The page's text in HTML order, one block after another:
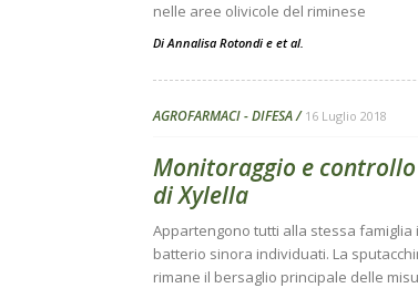
nelle aree olivicole del riminese
DiAnnalisa Rotondi e et al.
AGROFARMACI - DIFESA 16 Luglio 2018
Monitoraggio e
di Xylella
Appartengono tutti alla stessa famiglia
batterio sinora individuati. La
rimane il bersaglio principale delle